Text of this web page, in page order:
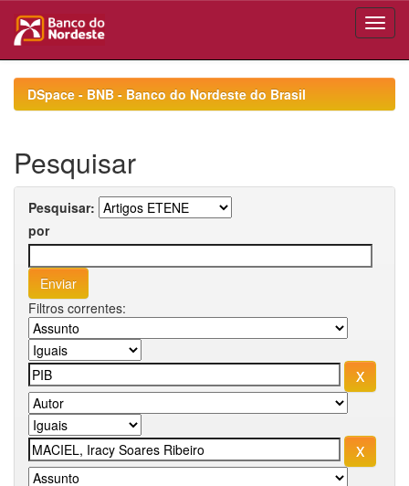
navigationDSpace - BNB - Banco do Nordeste do Brasil
Pesquisar
Pesquisar:
por
Filtros correntes: